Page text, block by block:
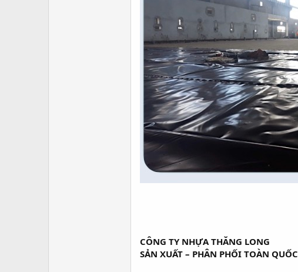
CÔNG TY NHỰA THĂNG LONG
SẢN XUẤT – PHÂN PHỐI TOÀN QUỐC